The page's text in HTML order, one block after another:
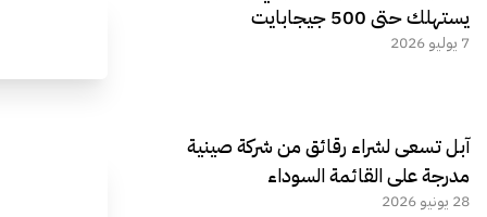
يستهلك حتى 500 جيجابايت
7 يوليو 2026
آبل تسعى لشراء رقائق من شركة صينية
مدرجة على القائمة السوداء
28 يونيو 2026